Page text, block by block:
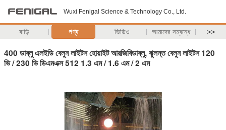
Wuxi Fenigal Science & Technology Co., Ltd.
বাড়ি পণ্য ভিডিও আমাদের সম্বন্ধে >>
400 ডাব্লু এলইডি বেলুন লাইটস হোয়াইট আরজিবিডাব্লু, ঝুলন্ত বেলুন লাইটস 120
ভি / 230 ভি ডিএমএক্স 512 1.3 এম / 1.6 এম / 2 এম